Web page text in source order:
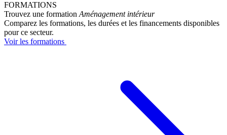
FORMATIONS
Trouvez une formation Aménagement intérieur
Comparez les formations, les durées et les financements disponibles
pour ce secteur.
Voir les formations